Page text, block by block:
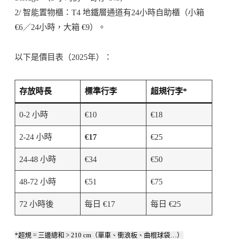
2/ 智能置物櫃：T4 地鐵層通道有24小時自助櫃（小箱
€6／24小時，大箱 €9）。
以下是價目表（2025年）：
存放時長 標準行李 超規行李*
0-2 小時 €10 €18
2-24 小時 €17 €25
24-48 小時 €34 €50
48-72 小時 €51 €75
72 小時後 每日 €17 每日 €25
*超規 = 三邊總和 > 210 cm（單車、衝浪板、曲棍球袋…）